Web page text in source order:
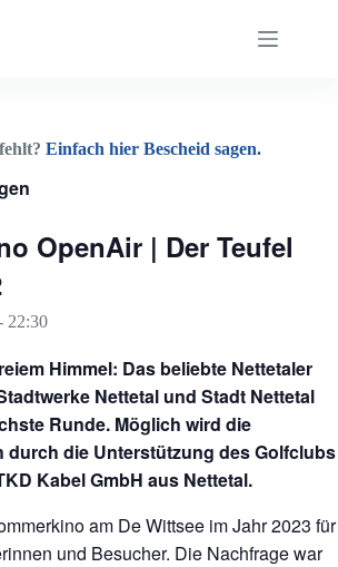
Einfach hier Bescheid sagen.
OpenAir | Der Teufel
22:30
Himmel: Das beliebte Nettetaler
Nettetal und Stadt Nettetal
Runde. Möglich wird die
durch die Unterstützung des Golfclubs
Kabel GmbH aus Nettetal.
am De Wittsee im Jahr 2023 für
und Besucher. Die Nachfrage war